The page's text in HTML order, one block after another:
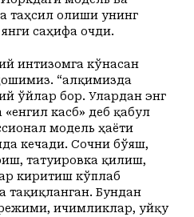
таҳсил олиши унинг
саҳифа очди.
интизомга кўнасан
“Ҳалқимизда
ўйлар бор. Улардан энг
касб» деб қабул
модель ҳаёти
кечади. Сочни бўяш,
татуировка қилиш,
киритиш кўплаб
тақиқланган. Бундан
ичимликлар, уйқу